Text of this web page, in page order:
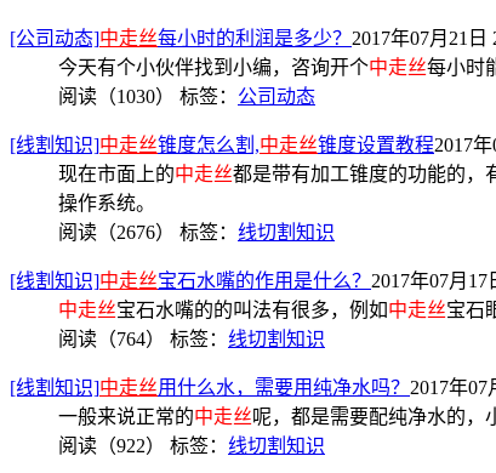
[公司动态]中走丝每小时的利润是多少？ 2017年07月21日
今天有个小伙伴找到小编，咨询开个中走丝每小时
阅读（1030） 标签： 公司动态
[线割知识]中走丝锥度怎么割,中走丝锥度设置教程2017
现在市面上的中走丝都是带有加工锥度的功能的，
操作系统。
阅读（2676） 标签： 线切割知识
[线割知识]中走丝宝石水嘴的作用是什么？ 2017年07月17
中走丝宝石水嘴的的叫法有很多，例如中走丝宝石
阅读（764） 标签： 线切割知识
[线割知识]中走丝用什么水，需要用纯净水吗？ 2017年07
一般来说正常的中走丝呢，都是需要配纯净水的，
阅读（922） 标签： 线切割知识